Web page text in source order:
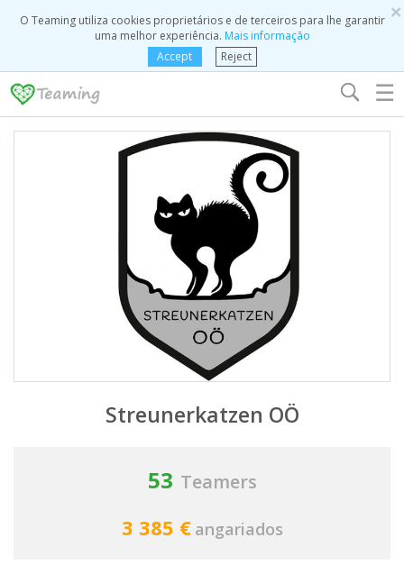
×
O Teaming utiliza cookies proprietários e de terceiros para lhe garantir
uma melhor experiência. Mais informação
Accept
Reject
☰
Streunerkatzen OÖ
53 Teamers
3 385 € angariados